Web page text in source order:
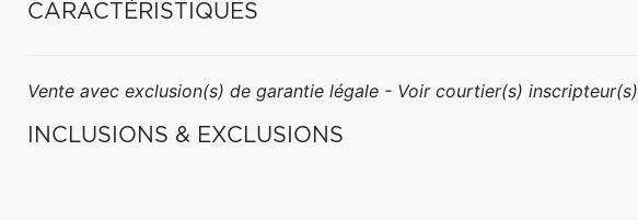
CARACTÉRISTIQUES
Vente avec exclusion(s) de garantie légale - Voir courtier(s) inscripteur(s)
INCLUSIONS & EXCLUSIONS